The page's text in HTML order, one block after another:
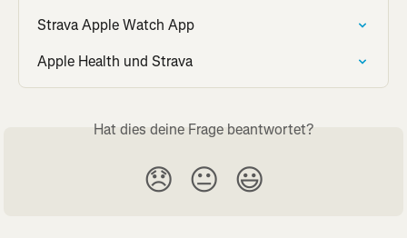
Strava Apple Watch App
Apple Health und Strava
Hat dies deine Frage beantwortet?
😞 😐 😃